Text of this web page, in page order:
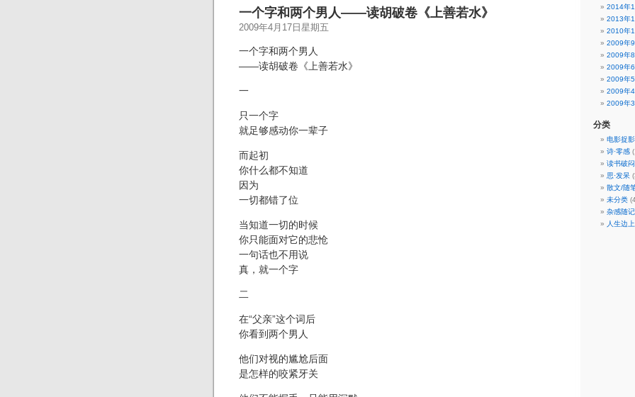
一个字和两个男人——读胡破卷《上善若水》
2009年4月17日星期五
一个字和两个男人
——读胡破卷《上善若水》
一
只一个字
就足够感动你一辈子
而起初
你什么都不知道
因为
一切都错了位
当知道一切的时候
你只能面对它的悲怆
一句话也不用说
真，就一个字
二
在“父亲”这个词后
你看到两个男人
他们对视的尴尬后面
是怎样的咬紧牙关
2014年
2013年
2010年1
2009年9
2009年8
2009年6
2009年5
2009年4
2009年3
分类
电影捉影
诗·零感
读书破闷
思·发呆
散文/随
未分类
杂感随记
人生边上